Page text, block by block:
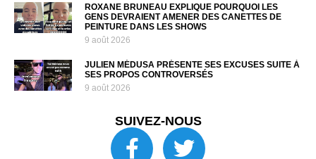
ROXANE BRUNEAU EXPLIQUE POURQUOI LES
GENS DEVRAIENT AMENER DES CANETTES DE
PEINTURE DANS LES SHOWS
9 août 2026
JULIEN MÉDUSA PRÉSENTE SES EXCUSES SUITE À
SES PROPOS CONTROVERSÉS
9 août 2026
SUIVEZ-NOUS